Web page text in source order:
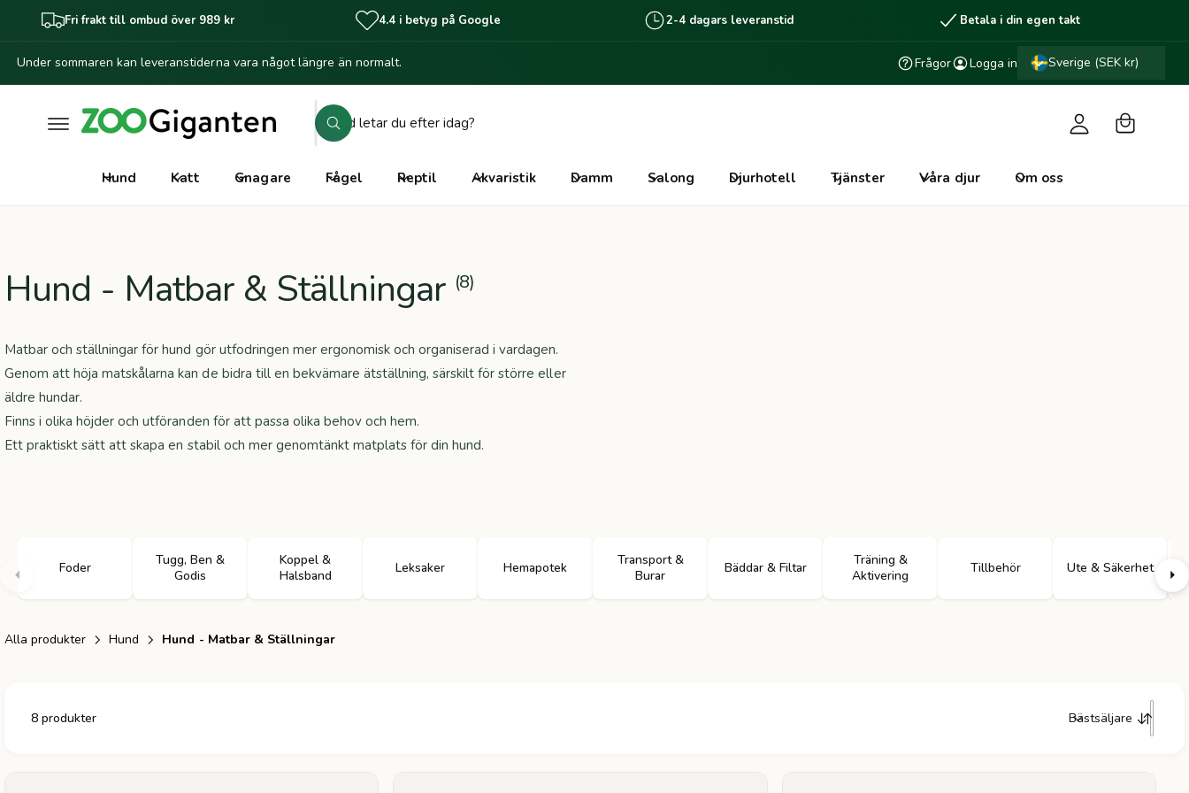
n
Fri frakt till ombud över 989 kr 4.4 i betyg på Google 2-4 dagars leveranstid Betala i din egen takt
Under sommaren kan leveranstiderna vara något längre än normalt. Frågor Logga in Sverige (SEK kr)
S
ö
b
k
S
ö
o
g
a
r
u
k
Hund Katt Gnagare Fågel Reptil Akvaristik Damm Salong Djurhotell Tjänster Våra djur Om oss
Hund - Matbar & Ställningar (8)
Matbar och ställningar för hund gör utfodringen mer ergonomisk och organiserad i vardagen.
Genom att höja matskålarna kan de bidra till en bekvämare ätställning, särskilt för större eller
äldre hundar.
Finns i olika höjder och utföranden för att passa olika behov och hem.
Ett praktiskt sätt att skapa en stabil och mer genomtänkt matplats för din hund.
Foder
Tugg, Ben &
Godis
Koppel &
Halsband
Leksaker Hemapotek
Transport &
Burar
Bäddar & Filtar
Träning &
Aktivering
Tillbehör Ute & Säkerhet
Alla produkter Hund Hund - Matbar & Ställningar
8 produkter Bästsäljare